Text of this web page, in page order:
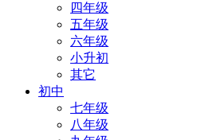
四年级
五年级
六年级
小升初
其它
初中
七年级
八年级